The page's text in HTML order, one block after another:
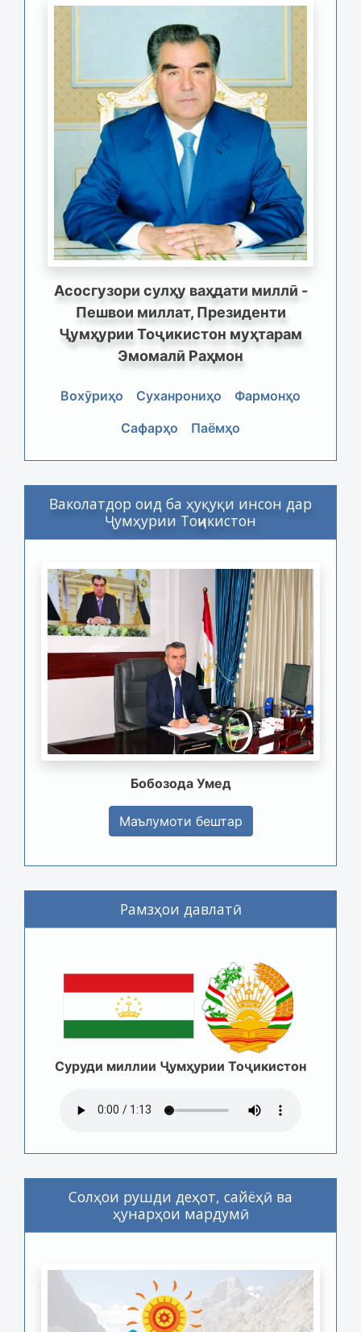
Асосгузори сулҳу ваҳдати миллӣ -
Пешвои миллат, Президенти
Ҷумҳурии Тоҷикистон муҳтарам
Эмомалӣ Раҳмон
Вохӯриҳо Суханрониҳо
Фармонҳо
Сафарҳо
Паёмҳо
Ваколатдор оид ба ҳуқуқи инсон дар
Ҷумҳурии Тоҷикистон
Бобозода Умед
Маълумоти бештар
Рамзҳои давлатӣ
Суруди миллии Ҷумҳурии Тоҷикистон
Солҳои рушди деҳот, сайёҳӣ ва
ҳунарҳои мардумӣ